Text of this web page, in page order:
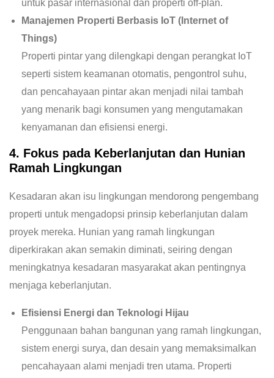
untuk pasar internasional dan properti off-plan.
Manajemen Properti Berbasis IoT (Internet of
Things)
Properti pintar yang dilengkapi dengan perangkat IoT
seperti sistem keamanan otomatis, pengontrol suhu,
dan pencahayaan pintar akan menjadi nilai tambah
yang menarik bagi konsumen yang mengutamakan
kenyamanan dan efisiensi energi.
4. Fokus pada Keberlanjutan dan Hunian
Ramah Lingkungan
Kesadaran akan isu lingkungan mendorong pengembang
properti untuk mengadopsi prinsip keberlanjutan dalam
proyek mereka. Hunian yang ramah lingkungan
diperkirakan akan semakin diminati, seiring dengan
meningkatnya kesadaran masyarakat akan pentingnya
menjaga keberlanjutan.
Efisiensi Energi dan Teknologi Hijau
Penggunaan bahan bangunan yang ramah lingkungan,
sistem energi surya, dan desain yang memaksimalkan
pencahayaan alami menjadi tren utama. Properti